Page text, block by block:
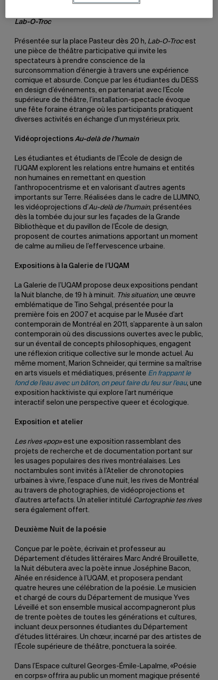
également participer gratuitement à un atelier ludique.
Lab-O-Troc
Présentée sur la place Pasteur dès 20 h, Lab-O-Trocest
une pièce de théâtre participative qui invite les
spectateurs à prendre conscience de la
surconsommation d’énergie à travers une expérience
comique et absurde. Conçue par les étudiantes du DESS
en design d’événements, en partenariat avec l’École
supérieure de théâtre, l’installation-spectacle évoque
une fête foraine étrange où les participants pratiquent
diverses activités en échange d’un mystérieux prix.
Vidéoprojections Au-delà de l’humain
Les étudiantes et étudiants de l’École de design de
l’UQAM explorent les relations entre humains et entités
non humaines en remettant en question
l’anthropocentrisme et en valorisant d’autres agents
importants sur Terre. Réalisées dans le cadre de LUMINO,
les vidéoprojections d’Au-delà de l’humain, présentées
dès la tombée du jour sur les façades de la Grande
Bibliothèque et du pavillon de l’École de design,
proposent de courtes animations apportant un moment
de calme au milieu de l’effervescence urbaine.
Expositions à la Galerie de l’UQAM
La Galerie de l’UQAM propose deux expositions pendant
la Nuit blanche, de 19 h à minuit. This situation, une œuvre
emblématique de Tino Sehgal, présentée pour la
première fois en 2007 et acquise par le Musée d’art
contemporain de Montréal en 2011, s’apparente à un salon
contemporain où des discussions ouvertes avec le public,
sur un éventail de concepts philosophiques, engagent
une réflexion critique collective sur le monde actuel. Au
même moment, Marion Schneider, qui termine sa maîtrise
en arts visuels et médiatiques, présente En frappant le
fond de l’eau avec un bâton, on peut faire du feu sur l’eau, une
exposition hacktiviste qui explore l’art numérique
interactif selon une perspective queer et écologique.
Exposition et atelier
Les rives «pop»est une exposition rassemblant des
projets de recherche et de documentation portant sur
les usages populaires des rives montréalaises. Les
noctambules sont invités à l’Atelier de chronotopies
urbaines à vivre, l’espace d’une nuit, les rives de Montréal
au travers de photographies, de vidéoprojections et
d’autres artefacts. Un atelier intitulé Cartographie tes rives
sera également offert.
Deuxième Nuit de la poésie
Conçue par le poète, écrivain et professeur au
Département d’études littéraires Marc André Brouillette,
la Nuit débutera avec la poète innue Joséphine Bacon,
Aînée en résidence à l’UQAM, et proposera pendant
quatre heures une célébration de la poésie. Le musicien
et chargé de cours du Département de musique Yves
Léveillé et son ensemble musical accompagneront plus
de trente poètes de toutes les générations et cultures,
incluant deux personnes étudiantes du Département
d’études littéraires. Un chœur, incarné par des artistes de
l’École supérieure de théâtre, ponctuera la soirée.
Dans l’Espace culturel Georges-Émile-Lapalme, «Poésie
en corps» offrira au public un moment magique présenté